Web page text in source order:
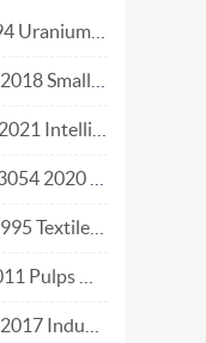
微生物
运输 15
件由全
山市联
公司、广
星、梁配
装囊阀 1
和
件，仅该
nitrogen content — Method using ammonia-sensing electrode.pdf
applications - Part 1 General requirements.pdf
model of ITS service application in smart cities.pdf
reference model for service management.pdf
tolerances and designation of cones with half angle 4 degrees 20'.pdf
mass fraction of fines.pdf
1 Safety requirements and verification.pdf